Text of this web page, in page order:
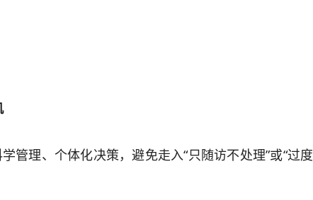
理、个体化决策，避免走入“只随访不处理”或“过度